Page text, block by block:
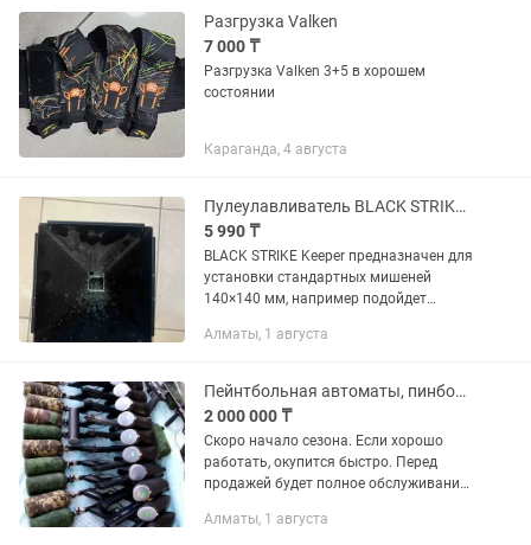
Разгрузка Valken
7 000 ₸
Разгрузка Valken 3+5 в хорошем
состоянии
Караганда, 4 августа
Пулеулавливатель BLACK STRIKE Keeper Конический
5 990 ₸
BLACK STRIKE Keeper предназначен для
установки стандартных мишеней
140×140 мм, например подойдет
бумажная. Конический пулеуловитель
Алматы, 1 августа
Пейнтбольная автоматы, пинбол пинбол пейнтбол маркер
2 000 000 ₸
Скоро начало сезона. Если хорошо
работать, окупится быстро. Перед
продажей будет полное обслуживание
баллон — 10 мacок +заправочная
Алматы, 1 августа